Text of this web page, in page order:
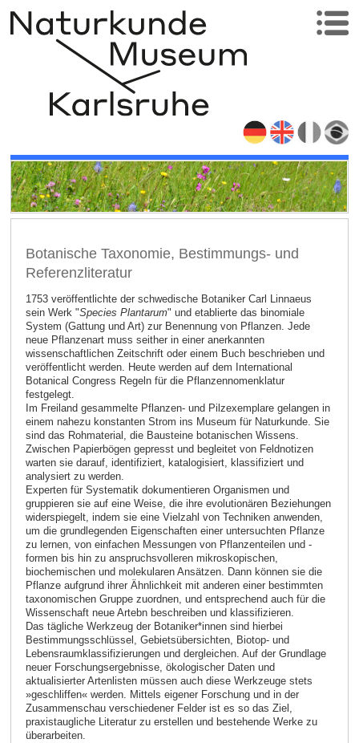
Botanische Taxonomie, Bestimmungs- und
Referenzliteratur
1753 veröffentlichte der schwedische Botaniker Carl Linnaeus
sein Werk "Species Plantarum" und etablierte das binomiale
System (Gattung und Art) zur Benennung von Pflanzen. Jede
neue Pflanzenart muss seither in einer anerkannten
wissenschaftlichen Zeitschrift oder einem Buch beschrieben und
veröffentlicht werden. Heute werden auf dem International
Botanical Congress Regeln für die Pflanzennomenklatur
festgelegt.
Im Freiland gesammelte Pflanzen- und Pilzexemplare gelangen in
einem nahezu konstanten Strom ins Museum für Naturkunde. Sie
sind das Rohmaterial, die Bausteine botanischen Wissens.
Zwischen Papierbögen gepresst und begleitet von Feldnotizen
warten sie darauf, identifiziert, katalogisiert, klassifiziert und
analysiert zu werden.
Experten für Systematik dokumentieren Organismen und
gruppieren sie auf eine Weise, die ihre evolutionären Beziehungen
widerspiegelt, indem sie eine Vielzahl von Techniken anwenden,
um die grundlegenden Eigenschaften einer untersuchten Pflanze
zu lernen, von einfachen Messungen von Pflanzenteilen und -
formen bis hin zu anspruchsvolleren mikroskopischen,
biochemischen und molekularen Ansätzen. Dann können sie die
Pflanze aufgrund ihrer Ähnlichkeit mit anderen einer bestimmten
taxonomischen Gruppe zuordnen, und entsprechend auch für die
Wissenschaft neue Artebn beschreiben und klassifizieren.
Das tägliche Werkzeug der Botaniker*innen sind hierbei
Bestimmungsschlüssel, Gebietsübersichten, Biotop- und
Lebensraumklassifizierungen und dergleichen. Auf der Grundlage
neuer Forschungsergebnisse, ökologischer Daten und
aktualisierter Artenlisten müssen auch diese Werkzeuge stets
»geschliffen« werden. Mittels eigener Forschung und in der
Zusammenschau verschiedener Felder ist es so das Ziel,
praxistaugliche Literatur zu erstellen und bestehende Werke zu
überarbeiten.